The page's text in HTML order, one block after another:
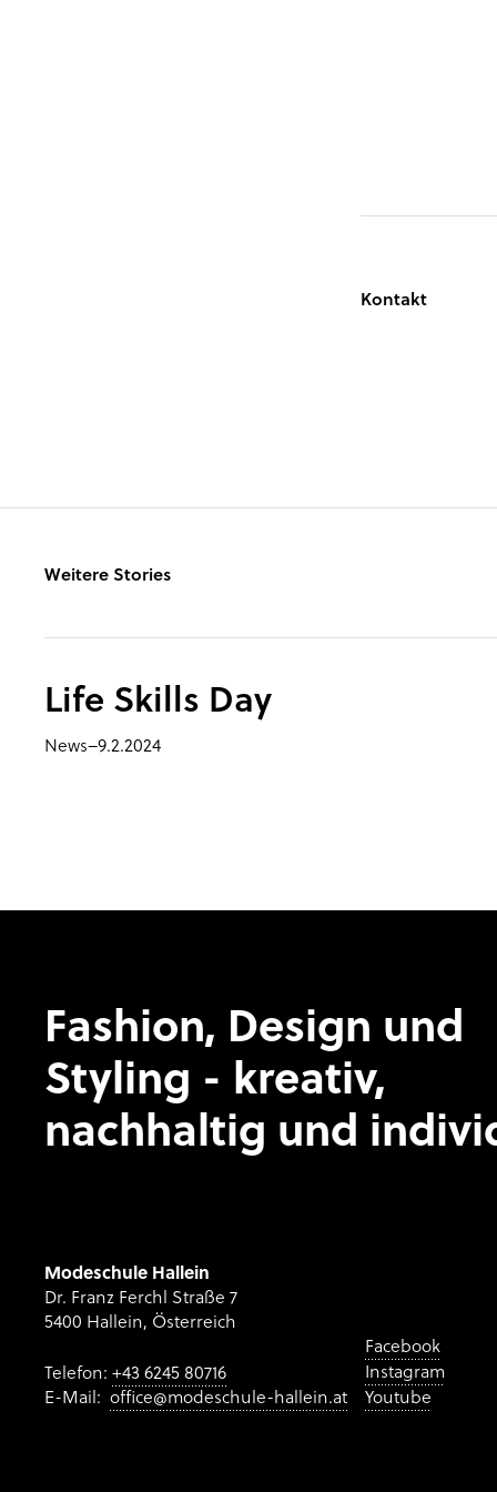
Kontakt
Weitere Stories
Life Skills Day
News–9.2.2024
Fashion, Design und
Styling - kreativ,
nachhaltig und
Modeschule Hallein
Dr. Franz Ferchl Straße 7
5400 Hallein, Österreich
Telefon: +43 6245 80716
E-Mail: office@modeschule-hallein.at
Facebook
Instagram
Youtube